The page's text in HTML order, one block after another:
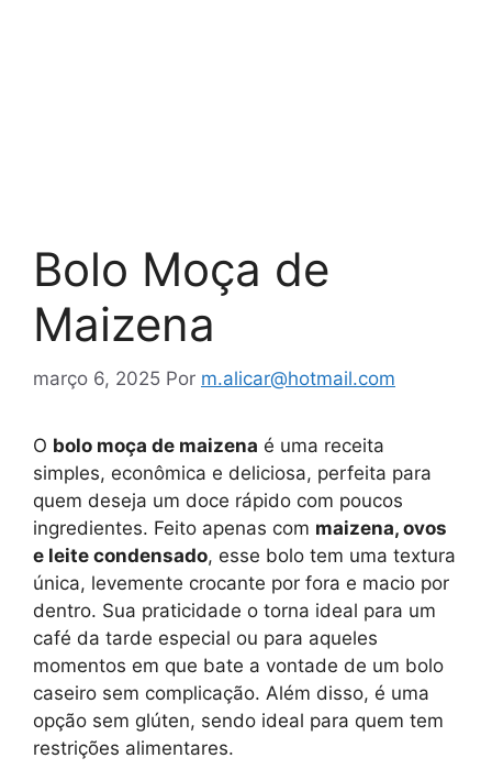
Bolo Moça de
Maizena
março 6, 2025 Por m.alicar@hotmail.com
O bolo moça de maizena é uma receita
simples, econômica e deliciosa, perfeita para
quem deseja um doce rápido com poucos
ingredientes. Feito apenas com maizena, ovos
e leite condensado, esse bolo tem uma textura
única, levemente crocante por fora e macio por
dentro. Sua praticidade o torna ideal para um
café da tarde especial ou para aqueles
momentos em que bate a vontade de um bolo
caseiro sem complicação. Além disso, é uma
opção sem glúten, sendo ideal para quem tem
restrições alimentares.